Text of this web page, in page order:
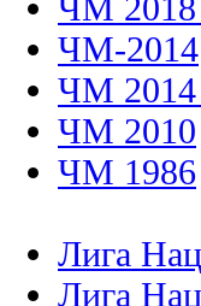
ЧМ 2018
ЧМ-2014
ЧМ 2014
ЧМ 2010
ЧМ 1986
Лига
Лига